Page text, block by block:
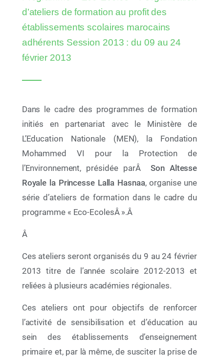
cinq nouvelles plages rejoignent le réseau
10 Juil 2026
AYCH Demo Day 2026 : la jeunesse africaine sur
la voie de 2030
08 Juil 2026
d’ateliers de formation au profit des
établissements scolaires marocains
adhérents Session 2013 : du 09 au 24
février 2013
Dans le cadre des programmes de formation
initiés en partenariat avec le Ministère de
L’Education Nationale (MEN), la Fondation
Mohammed VI pour la Protection de
l’Environnement, présidée parÂ Son Altesse
Royale la Princesse Lalla Hasnaa, organise une
série d’ateliers de formation dans le cadre du
programme « Eco-EcolesÂ ».Â
Â
Ces ateliers seront organisés du 9 au 24 février
2013 titre de l’année scolaire 2012-2013 et
reliées à plusieurs académies régionales.
Ces ateliers ont pour objectifs de renforcer
l’activité de sensibilisation et d’éducation au
sein des établissements d’enseignement
primaire et, par là même, de susciter la prise de